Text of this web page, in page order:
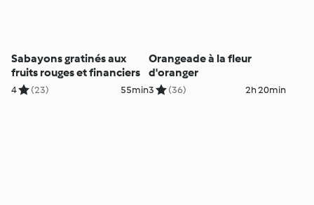
Sabayons gratinés aux
fruits rouges et financiers
4 (23) 55min
Orangeade à la fleur
d'oranger
3 (36) 2h 20min